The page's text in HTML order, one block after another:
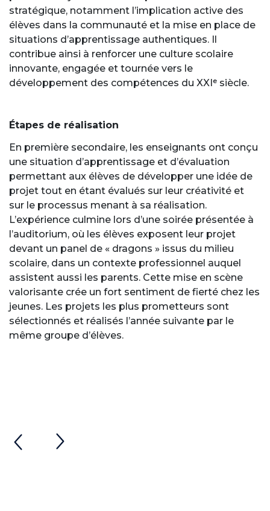
stratégique, notamment l’implication active des
élèves dans la communauté et la mise en place de
situations d’apprentissage authentiques. Il
contribue ainsi à renforcer une culture scolaire
innovante, engagée et tournée vers le
développement des compétences du XXIᵉ siècle.
Étapes de réalisation
En première secondaire, les enseignants ont conçu
une situation d’apprentissage et d’évaluation
permettant aux élèves de développer une idée de
projet tout en étant évalués sur leur créativité et
sur le processus menant à sa réalisation.
L’expérience culmine lors d’une soirée présentée à
l’auditorium, où les élèves exposent leur projet
devant un panel de « dragons » issus du milieu
scolaire, dans un contexte professionnel auquel
assistent aussi les parents. Cette mise en scène
valorisante crée un fort sentiment de fierté chez les
jeunes. Les projets les plus prometteurs sont
sélectionnés et réalisés l’année suivante par le
même groupe d’élèves.